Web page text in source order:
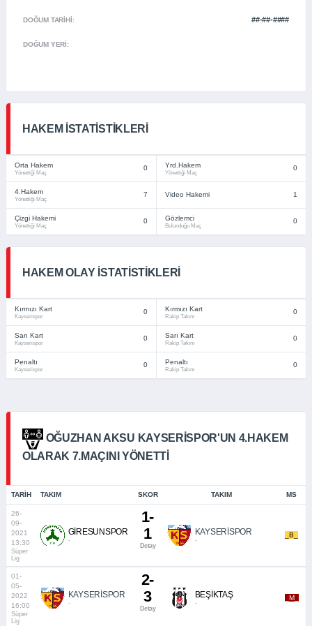
DOĞUM TARIHI: ##-##-####
DOĞUM YERI:
HAKEM İSTATISTIKLERI
Orta Hakem
Yönettiği Maç
0 Yrd.Hakem
Yönettiği Maç
0
4.Hakem
Yönettiği Maç
7 Video Hakemi 1
Çizgi Hakemi
Yönettiği Maç
0 Gözlemci
Bulunduğu Maç
0
HAKEM OLAY İSTATISTIKLERI
Kırmızı Kart
Kayserispor
0 Kırmızı Kart
Rakip Takım
0
Sarı Kart
Kayserispor
0 Sarı Kart
Rakip Takım
0
Penaltı
Kayserispor
0 Penaltı
Rakip Takım
0
OĞUZHAN AKSU KAYSERISPOR'UN 4.HAKEM
OLARAK 7.MAÇINI YÖNETTI
TARIH TAKIM SKOR TAKIM MS
26-
09-
2021
13:30
Süper
Lig
GİRESUNSPOR
-
1-
1
Detay
KAYSERİSPOR
-
_B_
01-
05-
2022
16:00
Süper
Lig
KAYSERİSPOR
-
2-
3
Detay
BEŞİKTAŞ
-
_M_